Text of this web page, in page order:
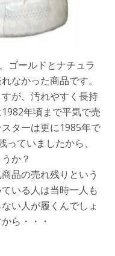
ゴールドとナチュラ
なかった商品です。
が、汚れやすく長持
年頃まで平気で売
ターは更に1985年で
ていましたから、
か？
品の売れ残りという
いる人は当時一人も
い人が履くんでしょ
ら・・・